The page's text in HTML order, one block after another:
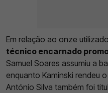
Em relação ao onze
técnico encarnado
Samuel Soares assumiu a
enquanto Kaminski rendeu
António Silva também foi